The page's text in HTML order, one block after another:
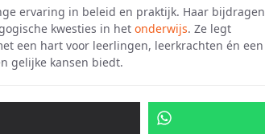
ervaring in beleid en praktijk. Haar bijdragen
kwesties in het onderwijs. Ze legt
een hart voor leerlingen, leerkrachten én een
gelijke kansen biedt.